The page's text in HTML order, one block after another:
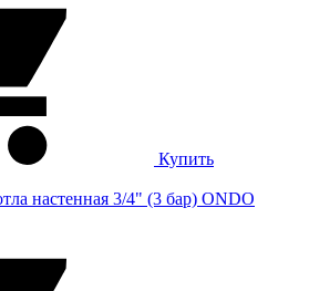
Купить
настенная 3/4" (3 бар) ONDO